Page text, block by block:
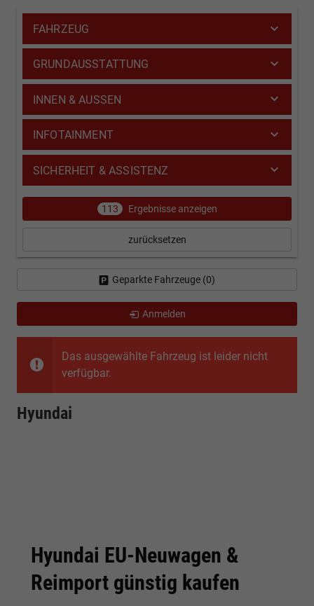
Das ausgewählte Fahrzeug ist leider nicht
verfügbar.
Hyundai
Hyundai EU-Neuwagen &
Reimport günstig kaufen
FAHRZEUG
GRUNDAUSSTATTUNG
INNEN & AUSSEN
INFOTAINMENT
SICHERHEIT & ASSISTENZ
113 Ergebnisse anzeigen
zurücksetzen
Geparkte Fahrzeuge (0)
Anmelden